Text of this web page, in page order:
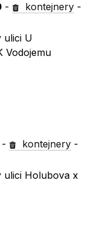
- kontejnery -
ulici U
Vodojemu
- kontejnery -
ulici Holubova x